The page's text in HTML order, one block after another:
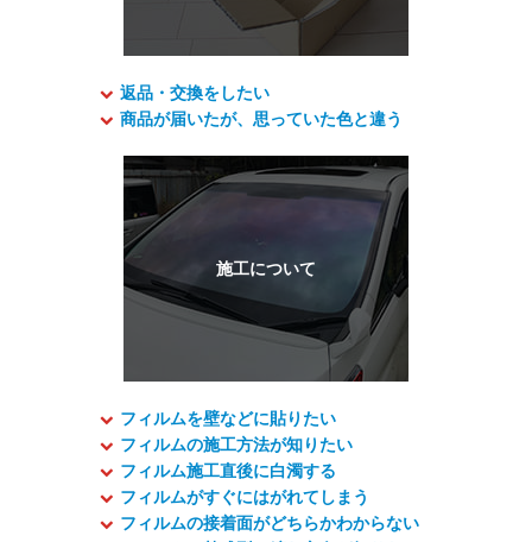
返品・交換をしたい
商品が届いたが、思っていた色と違う
フィルムを壁などに貼りたい
フィルムの施工方法が知りたい
フィルム施工直後に白濁する
フィルムがすぐにはがれてしまう
フィルムの接着面がどちらかわからない